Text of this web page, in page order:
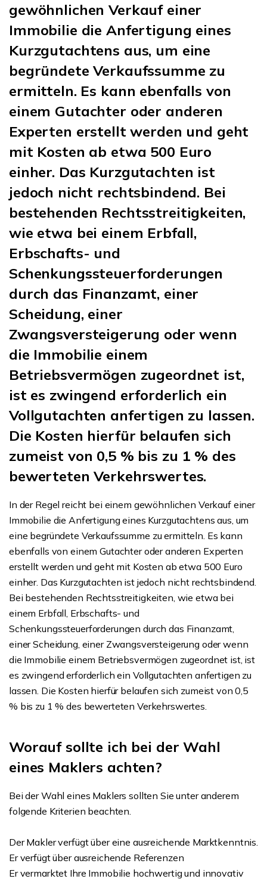
gewöhnlichen Verkauf einer
Immobilie die Anfertigung eines
Kurzgutachtens aus, um eine
begründete Verkaufssumme zu
ermitteln. Es kann ebenfalls von
einem Gutachter oder anderen
Experten erstellt werden und geht
mit Kosten ab etwa 500 Euro
einher. Das Kurzgutachten ist
jedoch nicht rechtsbindend. Bei
bestehenden Rechtsstreitigkeiten,
wie etwa bei einem Erbfall,
Erbschafts- und
Schenkungssteuerforderungen
durch das Finanzamt, einer
Scheidung, einer
Zwangsversteigerung oder wenn
die Immobilie einem
Betriebsvermögen zugeordnet ist,
ist es zwingend erforderlich ein
Vollgutachten anfertigen zu lassen.
Die Kosten hierfür belaufen sich
zumeist von 0,5 % bis zu 1 % des
bewerteten Verkehrswertes.
In der Regel reicht bei einem gewöhnlichen Verkauf einer
Immobilie die Anfertigung eines Kurzgutachtens aus, um
eine begründete Verkaufssumme zu ermitteln. Es kann
ebenfalls von einem Gutachter oder anderen Experten
erstellt werden und geht mit Kosten ab etwa 500 Euro
einher. Das Kurzgutachten ist jedoch nicht rechtsbindend.
Bei bestehenden Rechtsstreitigkeiten, wie etwa bei
einem Erbfall, Erbschafts- und
Schenkungssteuerforderungen durch das Finanzamt,
einer Scheidung, einer Zwangsversteigerung oder wenn
die Immobilie einem Betriebsvermögen zugeordnet ist, ist
es zwingend erforderlich ein Vollgutachten anfertigen zu
lassen. Die Kosten hierfür belaufen sich zumeist von 0,5
% bis zu 1 % des bewerteten Verkehrswertes.
Worauf sollte ich bei der Wahl
eines Maklers achten?
Bei der Wahl eines Maklers sollten Sie unter anderem
folgende Kriterien beachten.
Der Makler verfügt über eine ausreichende Marktkenntnis.
Er verfügt über ausreichende Referenzen
Er vermarktet Ihre Immobilie hochwertig und innovativ